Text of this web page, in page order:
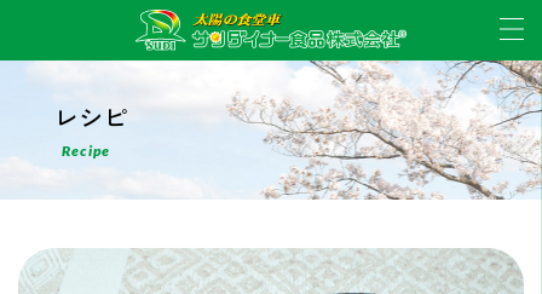
レシピ
Recipe